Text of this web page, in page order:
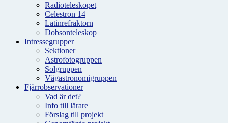
Radioteleskopet
Celestron 14
Latinrefraktorn
Dobsonteleskop
Intressegrupper
Sektioner
Astrofotogruppen
Solgruppen
Vägastronomigruppen
Fjärrobservationer
Vad är det?
Info till lärare
Förslag till projekt